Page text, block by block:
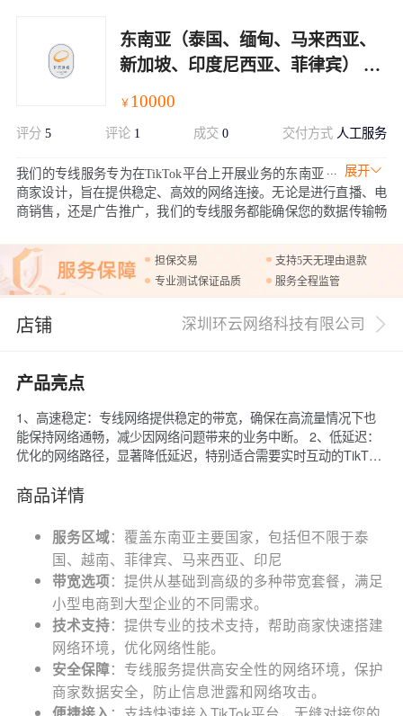
东南亚（泰国、缅甸、马来西亚、
新加坡、印度尼西亚、菲律宾） 专
￥ 10000
评分 5 评论 1 成交0 交付方式 人工服务
展开
我们的专线服务专为在TikTok平台上开展业务的东南亚
商家设计，旨在提供稳定、高效的网络连接。无论是进行直播、电
商销售，还是广告推广，我们的专线服务都能确保您的数据传输畅
担保交易
支持5天无理由退款
专业测试保证品质
服务全程监管
店铺 深圳环云网络科技有限公司
产品亮点
1、高速稳定：专线网络提供稳定的带宽，确保在高流量情况下也
能保持网络通畅，减少因网络问题带来的业务中断。 2、低延迟：
优化的网络路径，显著降低延迟，特别适合需要实时互动的TikTok
帮助您在全球市场上保持竞争优势。 4、定制服务：根据不同商家
5、全天候支持：专业的技术团队提供7x24小时的客户支持，快速
响应并解决任何网络问题。
商品详情
服务区域：覆盖东南亚主要国家，包括但不限于泰
国、越南、菲律宾、马来西亚、印尼
带宽选项：提供从基础到高级的多种带宽套餐，满足
小型电商到大型企业的不同需求。
技术支持：提供专业的技术支持，帮助商家快速搭建
网络环境，优化网络性能。
安全保障：专线服务提供高安全性的网络环境，保护
商家数据安全，防止信息泄露和网络攻击。
：支持快速接入TikTok平台，无缝对接您的